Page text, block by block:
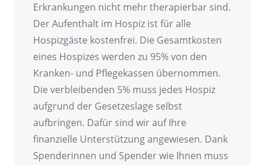
Erkrankungen nicht mehr therapierbar sind.
Der Aufenthalt im Hospiz ist für alle
Hospizgäste kostenfrei. Die Gesamtkosten
eines Hospizes werden zu 95% von den
Kranken- und Pflegekassen übernommen.
Die verbleibenden 5% muss jedes Hospiz
aufgrund der Gesetzeslage selbst
aufbringen. Dafür sind wir auf Ihre
finanzielle Unterstützung angewiesen. Dank
Spenderinnen und Spender wie Ihnen muss